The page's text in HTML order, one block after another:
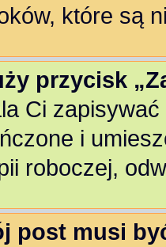
które są
przycisk
Ci
i
roboczej,
post musi